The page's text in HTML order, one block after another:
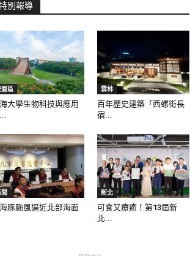
別報導
區
大學生物科技與應用
雲林
百年歷史建築「西螺街長
宿...
豚颱風逼近北部海面
新北
可食又療癒！第13屆新
北...